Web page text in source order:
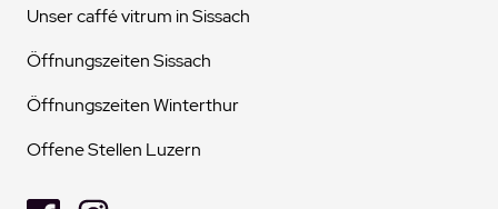
Unser caffé vitrum in Sissach
Öffnungszeiten Sissach
Öffnungszeiten Winterthur
Offene Stellen Luzern